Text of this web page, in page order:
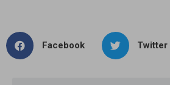
Facebook Twitter